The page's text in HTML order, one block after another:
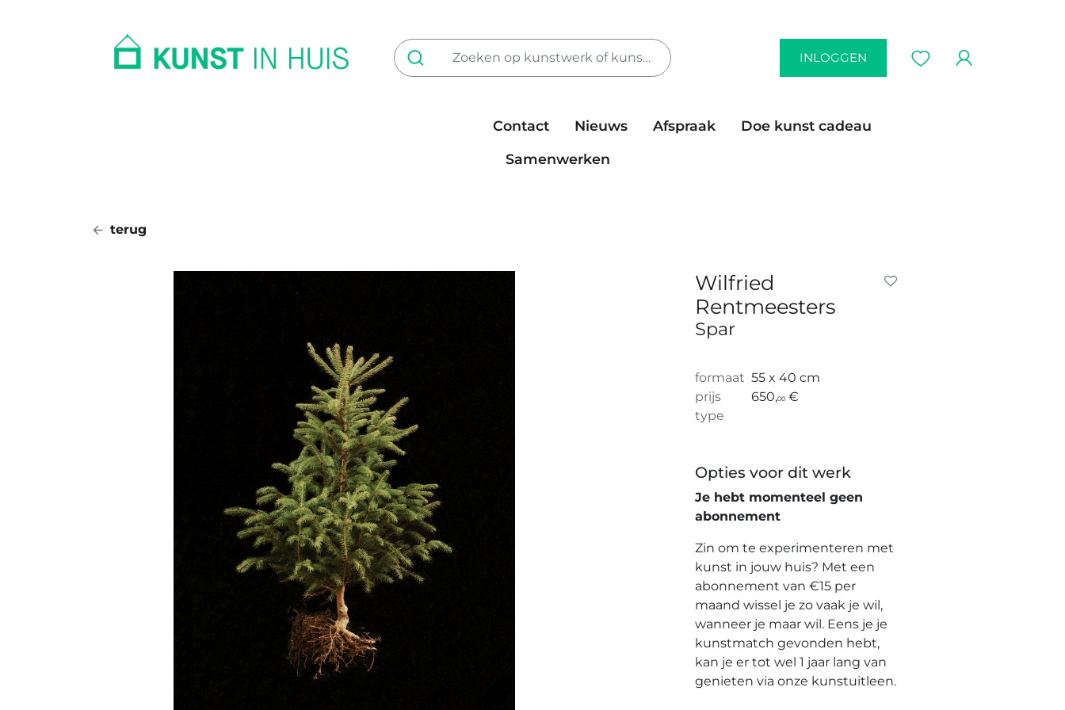
INLOGGEN
Contact Nieuws Afspraak
Doe kunst cadeau
Samenwerken
terug
Wilfried
Rentmeesters
Spar
formaat 55 x 40 cm
prijs
650,00 €
type
Opties voor dit werk
Je hebt momenteel geen
abonnement
Zin om te experimenteren met
kunst in jouw huis? Met een
abonnement van €15 per
maand wissel je zo vaak je wil,
wanneer je maar wil. Eens je je
kunstmatch gevonden hebt,
kan je er tot wel 1 jaar lang van
genieten via onze kunstuitleen.